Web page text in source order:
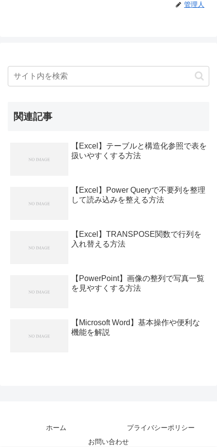
管理人
関連記事
【Excel】テーブルと構造化参照で表を
扱いやすくする方法
【Excel】Power Queryで不要列を整理
して読み込みを整える方法
【Excel】TRANSPOSE関数で行列を
入れ替える方法
【PowerPoint】画像の整列で写真一覧
を見やすくする方法
【Microsoft Word】基本操作や便利な
機能を解説
ホーム
プライバシーポリシー
お問い合わせ